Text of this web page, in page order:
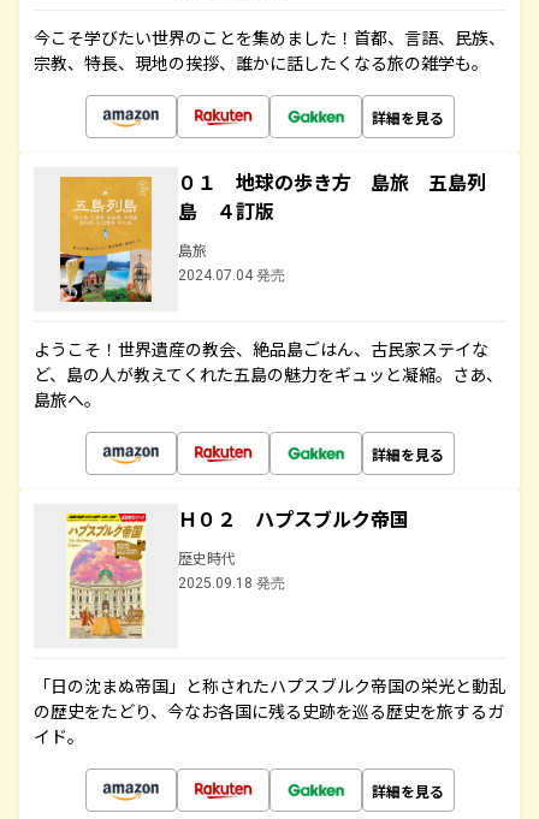
今こそ学びたい世界のことを集めました！首都、言語、民族、
宗教、特長、現地の挨拶、誰かに話したくなる旅の雑学も。
詳細を見る
０１ 地球の歩き方 島旅 五島列
島 ４訂版
島旅
2024.07.04 発売
ようこそ！世界遺産の教会、絶品島ごはん、古民家ステイな
ど、島の人が教えてくれた五島の魅力をギュッと凝縮。さあ、
島旅へ。
詳細を見る
Ｈ０２ ハプスブルク帝国
歴史時代
2025.09.18 発売
「日の沈まぬ帝国」と称されたハプスブルク帝国の栄光と動乱
の歴史をたどり、今なお各国に残る史跡を巡る歴史を旅するガ
イド。
詳細を見る